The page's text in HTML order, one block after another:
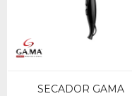
SECADOR GAMA